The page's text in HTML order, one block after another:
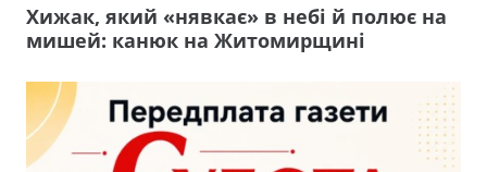
Хижак, який «нявкає» в небі й полює на
мишей: канюк на Житомирщині